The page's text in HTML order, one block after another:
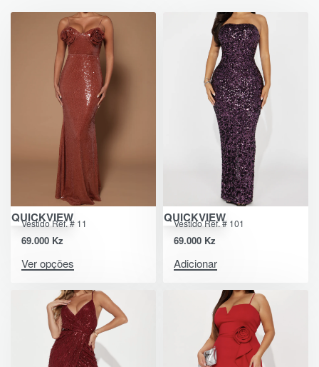
QUICKVIEW
Vestido Ref. # 11
69.000 Kz
Ver opções
QUICKVIEW
Vestido Ref. # 101
69.000 Kz
Adicionar